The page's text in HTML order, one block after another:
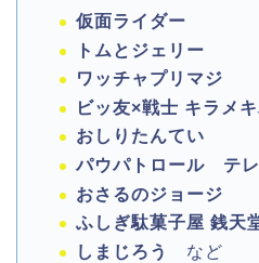
仮面ライダー
トムとジェリー
ワッチャプリマジ
ビッ友×戦士 キラメ
おしりたんてい
パウパトロール テ
おさるのジョージ
ふしぎ駄菓子屋 銭天
しまじろう
など